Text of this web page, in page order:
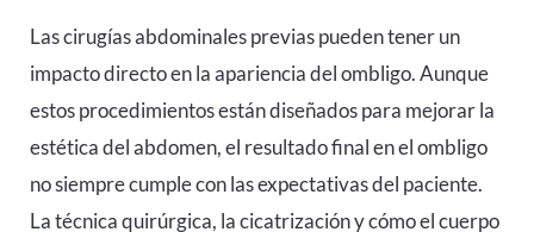
Las cirugías abdominales previas pueden tener un
impacto directo en la apariencia del ombligo. Aunque
estos procedimientos están diseñados para mejorar la
estética del abdomen, el resultado final en el ombligo
no siempre cumple con las expectativas del paciente.
La técnica quirúrgica, la cicatrización y cómo el cuerpo